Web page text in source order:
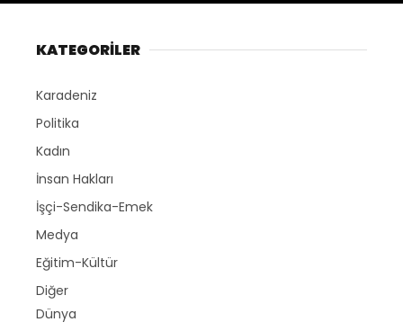
KATEGORİLER
Karadeniz
Politika
Kadın
İnsan Hakları
İşçi-Sendika-Emek
Medya
Eğitim-Kültür
Diğer
Dünya